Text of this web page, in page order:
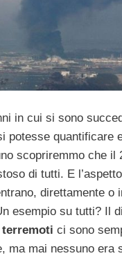
in cui si sono
potesse quantificare
scopriremmo che il
di tutti. E
direttamente o
esempio su tutti? Il
terremoti ci sono
ma mai nessuno era